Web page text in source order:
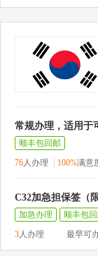
常规办理，适用于
顺丰包回邮
76人办理 100%满意
C32加急担保签（
加急办理
顺丰包
3人办理 最早可